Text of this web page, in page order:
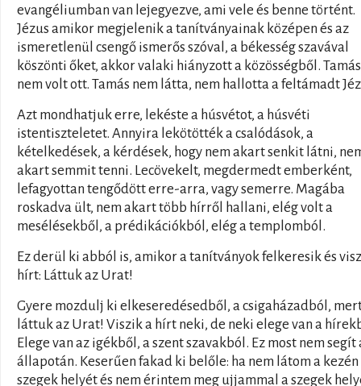
evangéliumban van lejegyezve, ami vele és benne történt.
Jézus amikor megjelenik a tanítványainak középen és az
ismeretlenül csengő ismerős szóval, a békesség szavával
köszönti őket, akkor valaki hiányzott a közösségből. Tamás
nem volt ott. Tamás nem látta, nem hallotta a feltámadt
Azt mondhatjuk erre, lekéste a húsvétot, a húsvéti
istentiszteletet. Annyira lekötötték a csalódások, a
kételkedések, a kérdések, hogy nem akart senkit látni,
akart semmit tenni. Lecövekelt, megdermedt emberként,
lefagyottan tengődött erre-arra, vagy semerre. Magába
roskadva ült, nem akart több hírről hallani, elég volt a
mesélésekből, a prédikációkból, elég a templomból.
Ez derül ki abból is, amikor a tanítványok felkeresik és
hírt: Láttuk az Urat!
Gyere mozdulj ki elkeseredésedből, a csigaházadból,
láttuk az Urat! Viszik a hírt neki, de neki elege van a
Elege van az igékből, a szent szavakból. Ez most nem segít
állapotán. Keserűen fakad ki belőle: ha nem látom a kezén
szegek helyét és nem érintem meg ujjammal a szegek